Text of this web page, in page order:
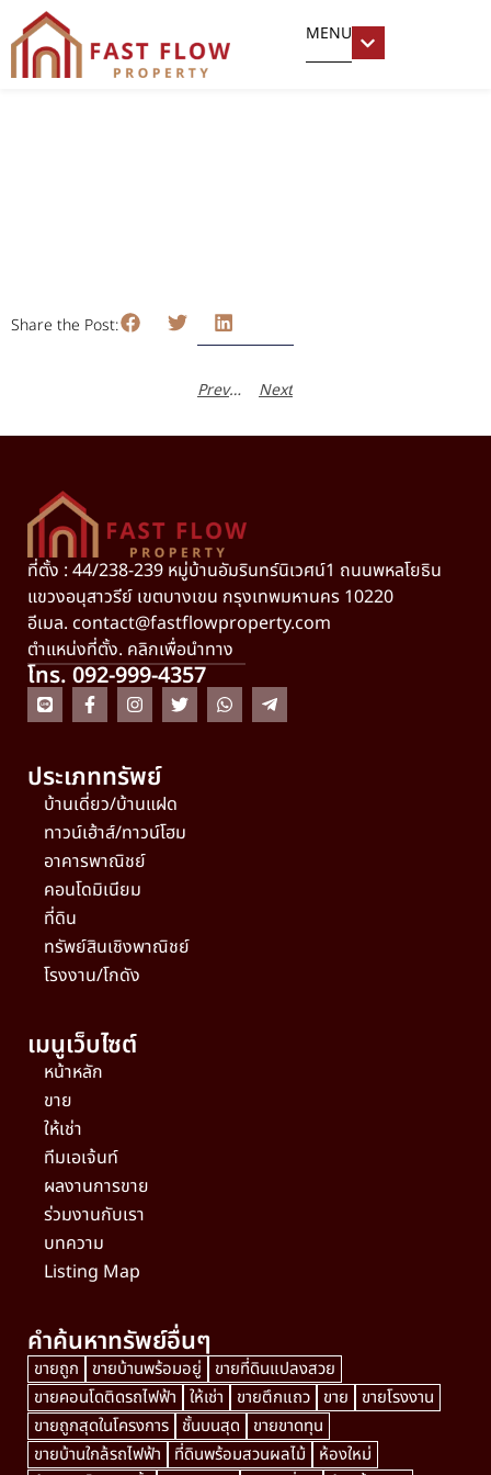
MENU
Share the Post:
Previous Next
ที่ตั้ง : 44/238-239 หมู่บ้านอัมรินทร์นิเวศน์1 ถนนพหลโยธิน
แขวงอนุสาวรีย์ เขตบางเขน กรุงเทพมหานคร 10220
อีเมล. contact@fastflowproperty.com
ตำแหน่งที่ตั้ง. คลิกเพื่อนำทาง
โทร. 092-999-4357
ประเภททรัพย์
บ้านเดี่ยว/บ้านแฝด
ทาวน์เฮ้าส์/ทาวน์โฮม
อาคารพาณิชย์
คอนโดมิเนียม
ที่ดิน
ทรัพย์สินเชิงพาณิชย์
โรงงาน/โกดัง
เมนูเว็บไซต์
หน้าหลัก
ขาย
ให้เช่า
ทีมเอเจ้นท์
ผลงานการขาย
ร่วมงานกับเรา
บทความ
Listing Map
คำค้นหาทรัพย์อื่นๆ
ขายถูก ขายบ้านพร้อมอยู่
ขายที่ดินแปลงสวย
ขายคอนโดติดรถไฟฟ้า ให้เช่า ขายตึกแถว ขาย
ขายโรงงาน
ขายถูกสุดในโครงการ ชั้นบนสุด
ขายขาดทุน
ขายบ้านใกล้รถไฟฟ้า
ที่ดินพร้อมสวนผลไม้
ห้องใหม่